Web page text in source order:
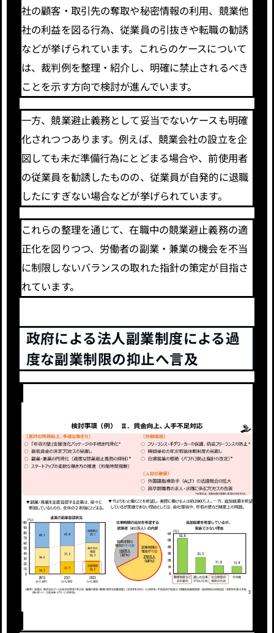
社の顧客・取引先の奪取や秘密情報の利用、競業他
社の利益を図る行為、従業員の引抜きや転職の勧誘
などが挙げられています。これらのケースについて
は、裁判例を整理・紹介し、明確に禁止されるべき
ことを示す方向で検討が進んでいます。
一方、競業避止義務として妥当でないケースも明確
化されつつあります。例えば、競業会社の設立を企
図しても未だ準備行為にとどまる場合や、前使用者
の従業員を勧誘したものの、従業員が自発的に退職
したにすぎない場合などが挙げられています。
これらの整理を通じて、在職中の競業避止義務の適
正化を図りつつ、労働者の副業・兼業の機会を不当
に制限しないバランスの取れた指針の策定が目指さ
れています。
政府による法人副業制度による過
度な副業制限の抑止へ言及